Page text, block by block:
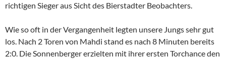
richtigen Sieger aus Sicht des Bierstadter Beobachters.
Wie so oft in der Vergangenheit legten unsere Jungs sehr gut
los. Nach 2 Toren von Mahdi stand es nach 8 Minuten bereits
2:0. Die Sonnenberger erzielten mit ihrer ersten Torchance den